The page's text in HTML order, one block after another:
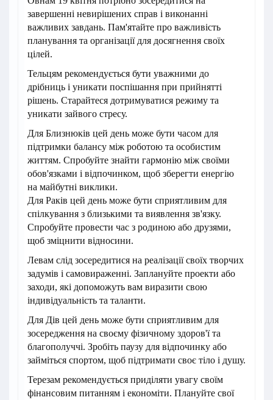
завершенні невирішених справ і виконанні
важливих завдань. Пам'ятайте про важливість
планування та організації для досягнення своїх
цілей.
Тельцям рекомендується бути уважними до
дрібниць і уникати поспішання при прийнятті
рішень. Старайтеся дотримуватися режиму та
уникати зайвого стресу.
Для Близнюків цей день може бути часом для
підтримки балансу між роботою та особистим
життям. Спробуйте знайти гармонію між своїми
обов'язками і відпочинком, щоб зберегти енергію
на майбутні виклики.
Для Раків цей день може бути сприятливим для
спілкування з близькими та виявлення зв'язку.
Спробуйте провести час з родиною або друзями,
щоб зміцнити відносини.
Левам слід зосередитися на реалізації своїх творчих
задумів і самовираженні. Заплануйте проекти або
заходи, які допоможуть вам виразити свою
індивідуальність та таланти.
Для Дів цей день може бути сприятливим для
зосередження на своєму фізичному здоров'ї та
благополуччі. Зробіть паузу для відпочинку або
займіться спортом, щоб підтримати своє тіло і душу.
Терезам рекомендується приділяти увагу своїм
фінансовим питанням і економіти. Плануйте свої